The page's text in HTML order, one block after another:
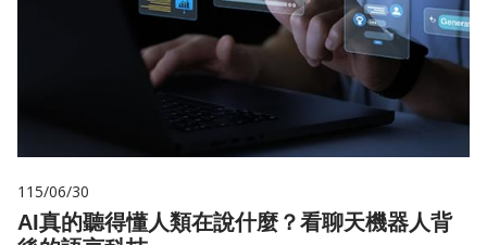
115/06/30
AI真的聽得懂人類在說什麼？看聊天機器人背